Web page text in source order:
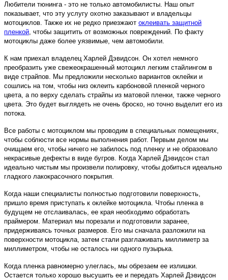
Любители тюнинга - это не только автомобилисты. Наш опыт
показывает, что эту услугу охотно заказывают и владельцы
мотоциклов. Также их не редко приезжают оклеивать защитной
пленкой, чтобы защитить от возможных повреждений. По факту
мотоциклы даже более уязвимые, чем автомобили.
К нам приехал владелец Харлей Дэвидсон. Он хотел немного
преобразить уже свежеокрашенный мотоцикл легким стайлингом в
виде страйпов. Мы предложили несколько вариантов оклейки и
сошлись на том, чтобы низ оклеить карбоновой пленкой черного
цвета, а по верху сделать страйпы из матовой пленки, также черного
цвета. Это будет выглядеть не очень броско, но точно выделит его из
потока.
Все работы с мотоциклом мы проводим в специальных помещениях,
чтобы соблюсти все нормы выполнения работ. Первым делом мы
очищаем его, чтобы ничего не забилось под пленку и не образовало
некрасивые дефекты в виде бугров. Когда Харлей Дэвидсон стал
идеально чистым мы произвели полировку, чтобы добиться идеально
гладкого лакокрасочного покрытия.
Когда наши специалисты полностью подготовили поверхность,
пришло время приступать к оклейке мотоцикла. Чтобы пленка в
будущем не отслаивалась, ее края необходимо обработать
праймером. Материал мы порезали и подготовили заранее,
придерживаясь точных размеров. Его мы сначала разложили на
поверхности мотоцикла, затем стали разглаживать миллиметр за
миллиметром, чтобы не осталось ни одного пузырька.
Когда пленка равномерно улеглась, мы обрезаем ее излишки.
Остается только хорошо высушить ее и передать Харлей Дэвидсон